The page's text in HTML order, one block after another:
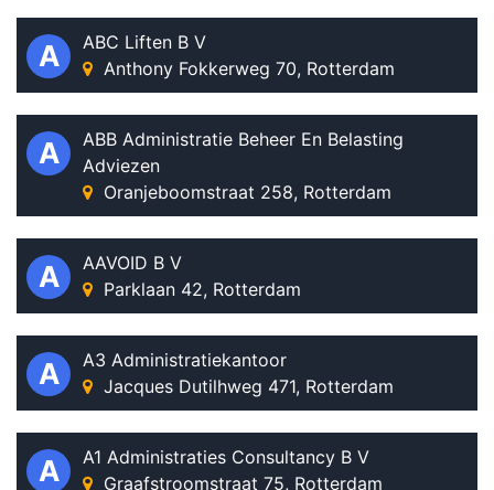
A
ABC Liften B V
Anthony Fokkerweg 70, Rotterdam
A
ABB Administratie Beheer En Belasting
Adviezen
Oranjeboomstraat 258, Rotterdam
A
AAVOID B V
Parklaan 42, Rotterdam
A
A3 Administratiekantoor
Jacques Dutilhweg 471, Rotterdam
A
A1 Administraties Consultancy B V
Graafstroomstraat 75, Rotterdam